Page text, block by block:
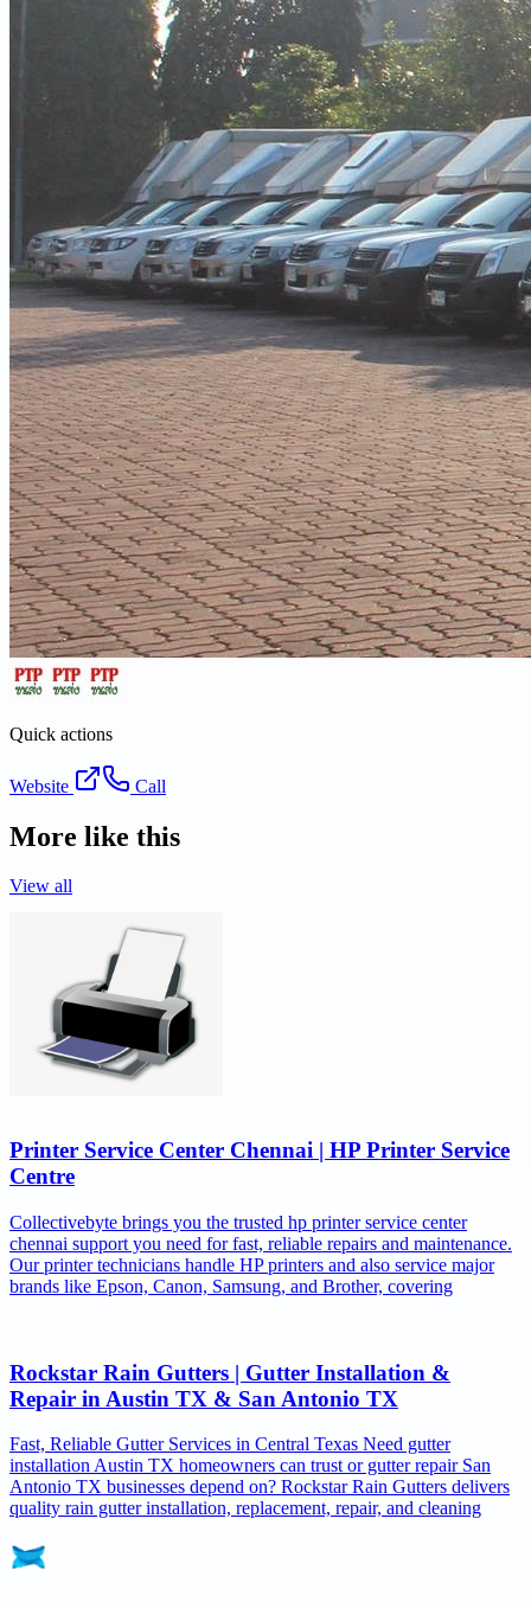
Quick actions
Website Call
More like this
View all
Printer Service Center Chennai | HP Printer Service
Centre
Collectivebyte brings you the trusted hp printer service center
chennai support you need for fast, reliable repairs and maintenance.
Our printer technicians handle HP printers and also service major
brands like Epson, Canon, Samsung, and Brother, covering
Rockstar Rain Gutters | Gutter Installation &
Repair in Austin TX & San Antonio TX
Fast, Reliable Gutter Services in Central Texas Need gutter
installation Austin TX homeowners can trust or gutter repair San
Antonio TX businesses depend on? Rockstar Rain Gutters delivers
quality rain gutter installation, replacement, repair, and cleaning